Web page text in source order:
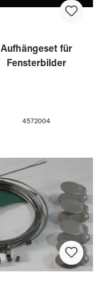
Aufhängeset für
Fensterbilder
4572004